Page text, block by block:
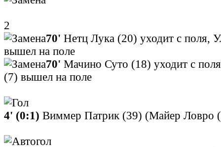
2
70' Нетц Лука (20) уходит с поля,
вышел на поле
70' Мачино Суто (18) уходит с
(7) вышел на поле
4' (0:1) Виммер Патрик (39) (Майер Ловро